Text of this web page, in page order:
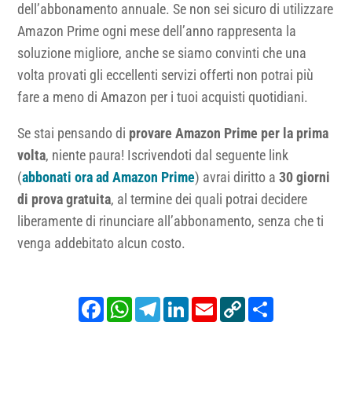
dell’abbonamento annuale. Se non sei sicuro di utilizzare
Amazon Prime ogni mese dell’anno rappresenta la
soluzione migliore, anche se siamo convinti che una
volta provati gli eccellenti servizi offerti non potrai più
fare a meno di Amazon per i tuoi acquisti quotidiani.
Se stai pensando di provare Amazon Prime per la prima
volta, niente paura! Iscrivendoti dal seguente link
(abbonati ora ad Amazon Prime) avrai diritto a30 giorni
di prova gratuita, al termine dei quali potrai decidere
liberamente di rinunciare all’abbonamento, senza che ti
venga addebitato alcun costo.
FacebookWhatsAppTelegramLinkedIn
EmailCopy
Link